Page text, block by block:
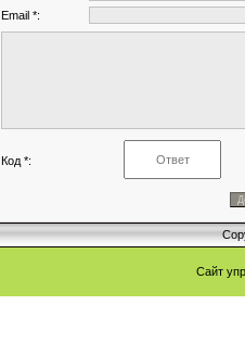
Email *:
Код *:
Сайт